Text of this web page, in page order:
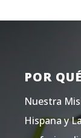
POR
Nuestra
Hispana y